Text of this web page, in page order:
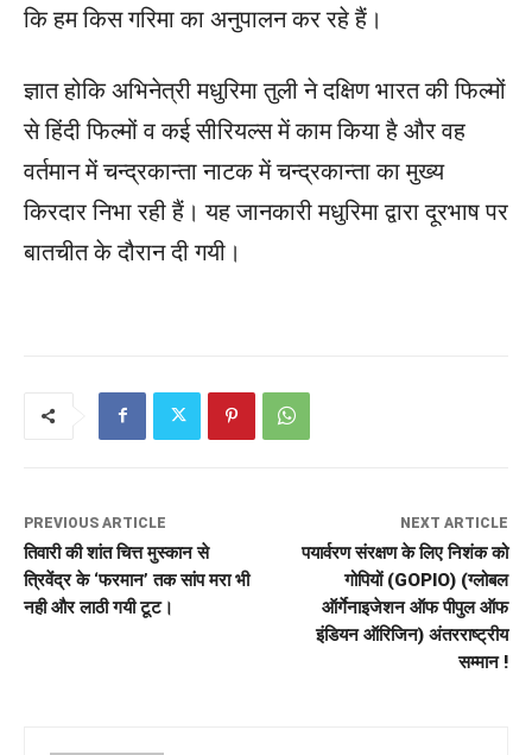
कि हम किस गरिमा का अनुपालन कर रहे हैं।
ज्ञात होकि अभिनेत्री मधुरिमा तुली ने दक्षिण भारत की फिल्मों
से हिंदी फिल्मों व कई सीरियल्स में काम किया है और वह
वर्तमान में चन्द्रकान्ता नाटक में चन्द्रकान्ता का मुख्य
किरदार निभा रही हैं। यह जानकारी मधुरिमा द्वारा दूरभाष पर
बातचीत के दौरान दी गयी।
PREVIOUS ARTICLE
तिवारी की शांत चित्त मुस्कान से
त्रिवेंद्र के ‘फरमान’ तक सांप मरा भी
नही और लाठी गयी टूट।
NEXT ARTICLE
पयार्वरण संरक्षण के लिए निशंक को
गोपियों (GOPIO) (ग्लोबल
ऑर्गेनाइजेशन ऑफ पीपुल ऑफ
इंडियन ऑरिजिन) अंतरराष्ट्रीय
सम्मान !